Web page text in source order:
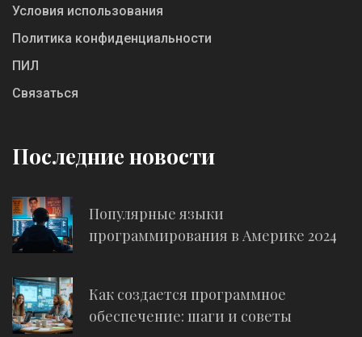
Условия использования
Политика конфиденциальности
ПИЛ
Связаться
Последние новости
Популярные языки
программирования в Америке 2024
Как создается программное
обеспечение: шаги и советы